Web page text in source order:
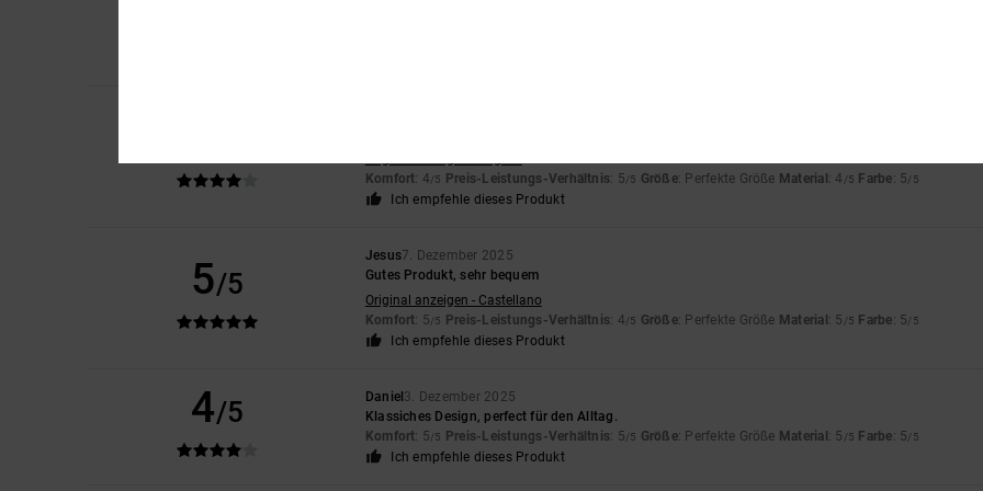
Komfort: 4/5 Preis-Leistungs-Verhältnis: 5/5 Größe: Perfekte Größe Material : 4 /5 Farbe: 5/5
Ich empfehle dieses Produkt
5/5
Jesus7. Dezember 2025
Gutes Produkt, sehr bequem
Original anzeigen - Castellano
Komfort: 5/5 Preis-Leistungs-Verhältnis: 4/5 Größe: Perfekte Größe Material : 5 /5 Farbe: 5/5
Ich empfehle dieses Produkt
4/5 Daniel 3. Dezember 2025
Klassiches Design, perfect für den Alltag.
Komfort: 5/5 Preis-Leistungs-Verhältnis: 5/5 Größe: Perfekte Größe Material : 5 /5 Farbe: 5/5
Ich empfehle dieses Produkt